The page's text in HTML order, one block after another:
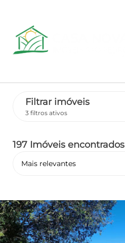
Filtrar imóveis
3 filtros ativos
197 Imóveis encontrados
Mais relevantes